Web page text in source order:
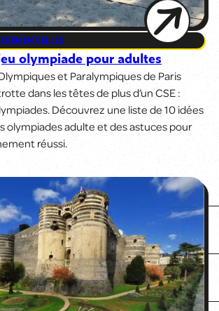
olympiade pour adultes
et Paralympiques de Paris
dans les têtes de plus d’un CSE :
Découvrez une liste de 10 idées
olympiades adulte et des astuces pour
réussi.